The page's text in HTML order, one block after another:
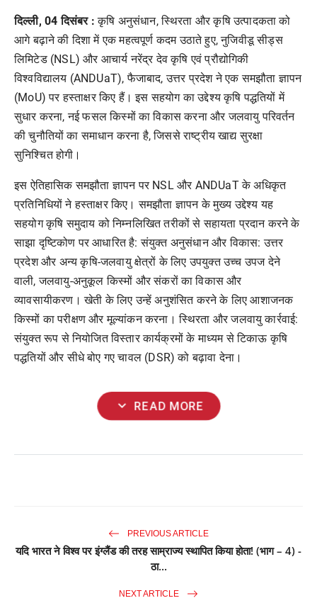
दिल्ली, 04 दिसंबर : कृषि अनुसंधान,स्थिरता और कृषि उत्पादकता को
आगे बढ़ाने की दिशा में एक महत्वपूर्ण कदम उठाते हुए,नुजिवीडू सीड्स
लिमिटेड (NSL)और आचार्य नरेंद्र देव कृषि एवं प्रौद्योगिकी
विश्वविद्यालय (ANDUaT),फैजाबाद,उत्तर प्रदेश ने एक समझौता ज्ञापन
(MoU)पर हस्ताक्षर किए हैं। इस सहयोग का उद्देश्य कृषि पद्धतियों में
सुधार करना,नई फसल किस्मों का विकास करना और जलवायु परिवर्तन
की चुनौतियों का समाधान करना है,जिससे राष्ट्रीय खाद्य सुरक्षा
सुनिश्चित होगी।
इस ऐतिहासिक समझौता ज्ञापन पर NSLऔर ANDUaTके अधिकृत
प्रतिनिधियों ने हस्ताक्षर किए। समझौता ज्ञापन के मुख्य उद्देश्य यह
सहयोग कृषि समुदाय को निम्नलिखित तरीकों से सहायता प्रदान करने के
साझा दृष्टिकोण पर आधारित है: संयुक्त अनुसंधान और विकास: उत्तर
प्रदेश और अन्य कृषि-जलवायु क्षेत्रों के लिए उपयुक्त उच्च उपज देने
वाली,जलवायु-अनुकूल किस्मों और संकरों का विकास और
व्यावसायीकरण। खेती के लिए उन्हें अनुशंसित करने के लिए आशाजनक
किस्मों का परीक्षण और मूल्यांकन करना। स्थिरता और जलवायु कार्रवाई:
संयुक्त रूप से नियोजित विस्तार कार्यक्रमों के माध्यम से टिकाऊ कृषि
पद्धतियों और सीधे बोए गए चावल (DSR)को बढ़ावा देना।
expand_more READ MORE
PREVIOUS ARTICLE
यदि भारत ने विश्व पर इंग्लैंड की तरह साम्राज्य स्थापित किया होता! (भाग – 4) -
ठा...
NEXT ARTICLE